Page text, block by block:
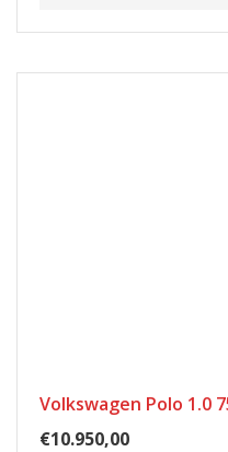
Volkswagen Polo 1.0
€10.950,00